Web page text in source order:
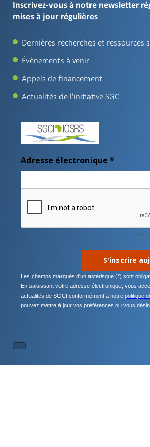
Inscrivez-vous à notre newsletter
mises à jour régulières
Dernières recherches et ressources
Évènements à venir
Appels de financement
Actualités de l'initiative SGC